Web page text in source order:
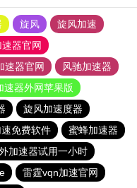
旋风
旋风加速
器官网
速器官网
风驰加速器
速器外网苹果版
旋风加速度器
免费软件
蜜蜂加速器
加速器试用一小时
雷霆vqn加速官网